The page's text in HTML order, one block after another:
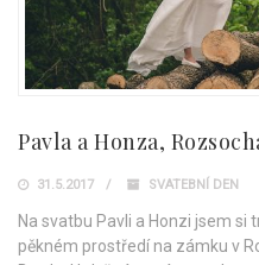
Pavla a Honza,
31.5.2017 SVATEBNÍ DEN
Na svatbu Pavli a Honzi jsem si
pěkném prostředí na zámku v